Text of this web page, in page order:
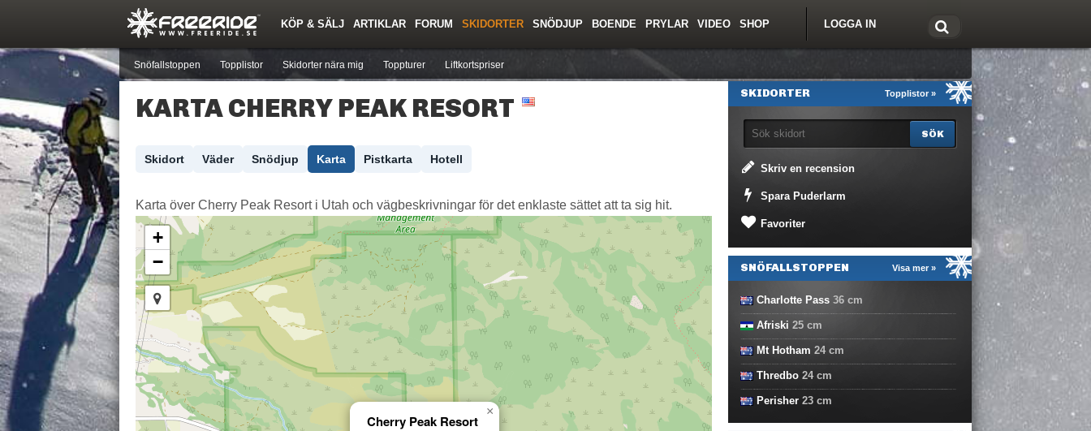
LOGGA IN
KÖP & SÄLJ ARTIKLAR
Nyheter Quiz Events
FORUM
Nya inlägg Forumlista
SKIDORTER
Snöfallstoppen Topplistor Skidorter nära mig Toppturer Liftkortspriser
SNÖDJUP BOENDE PRYLAR
Skidor Pjäxor
VIDEO
Årets Krasch
SHOP
KARTA CHERRY PEAK RESORT
Skidort Väder Snödjup Karta Pistkarta Hotell
Karta över Cherry Peak Resort i Utah och vägbeskrivningar för det enklaste sättet att ta sig hit.
Cherry Peak Resort
×
+
−
Topplistor »
SKIDORTER
Skriv en recension
Spara Puderlarm
Favoriter
Visa mer »
SNÖFALLSTOPPEN
Charlotte Pass 36 cm
Afriski 25 cm
Mt Hotham 24 cm
Thredbo 24 cm
Perisher 23 cm